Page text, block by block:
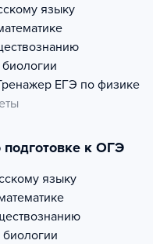
языку
ЕГЭ по физике
к ОГЭ
языку